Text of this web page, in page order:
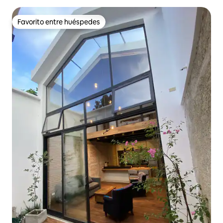
Favorito entre huéspedes
Favorito entre huéspedes